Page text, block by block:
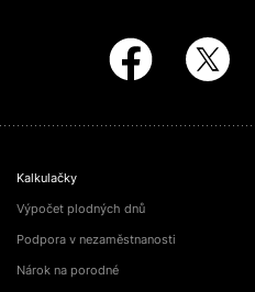
Kalkulačky
Výpočet plodných dnů
Podpora v nezaměstnanosti
Nárok na porodné